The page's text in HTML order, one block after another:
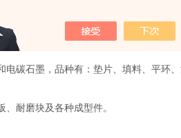
、丁晴胶、耐油胶、硅橡胶。
碳石墨，品种有：垫片、填料、平环、
耐磨块及各种成型件。